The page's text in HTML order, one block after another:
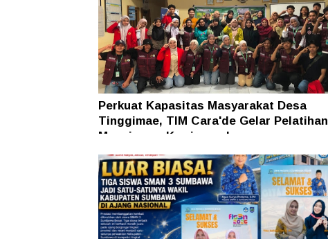
Perkuat Kapasitas Masyarakat Desa
Tinggimae, TIM Cara'de Gelar Pelatihan
Manajemen Kewirausahaan